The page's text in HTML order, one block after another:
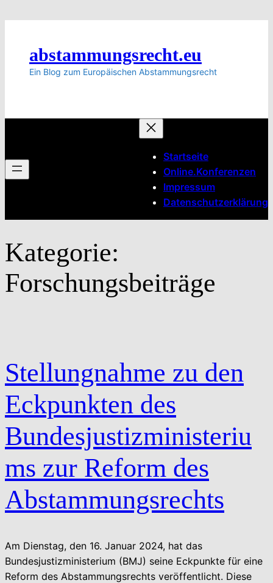
abstammungsrecht.eu
Ein Blog zum Europäischen Abstammungsrecht
Startseite
Online.Konferenzen
Impressum
Datenschutzerklärung
Kategorie:
Forschungsbeiträge
Stellungnahme zu den
Eckpunkten des
Bundesjustizministeriu
ms zur Reform des
Abstammungsrechts
Am Dienstag, den 16. Januar 2024, hat das
Bundesjustizministerium (BMJ) seine Eckpunkte für eine
Reform des Abstammungsrechts veröffentlicht. Diese